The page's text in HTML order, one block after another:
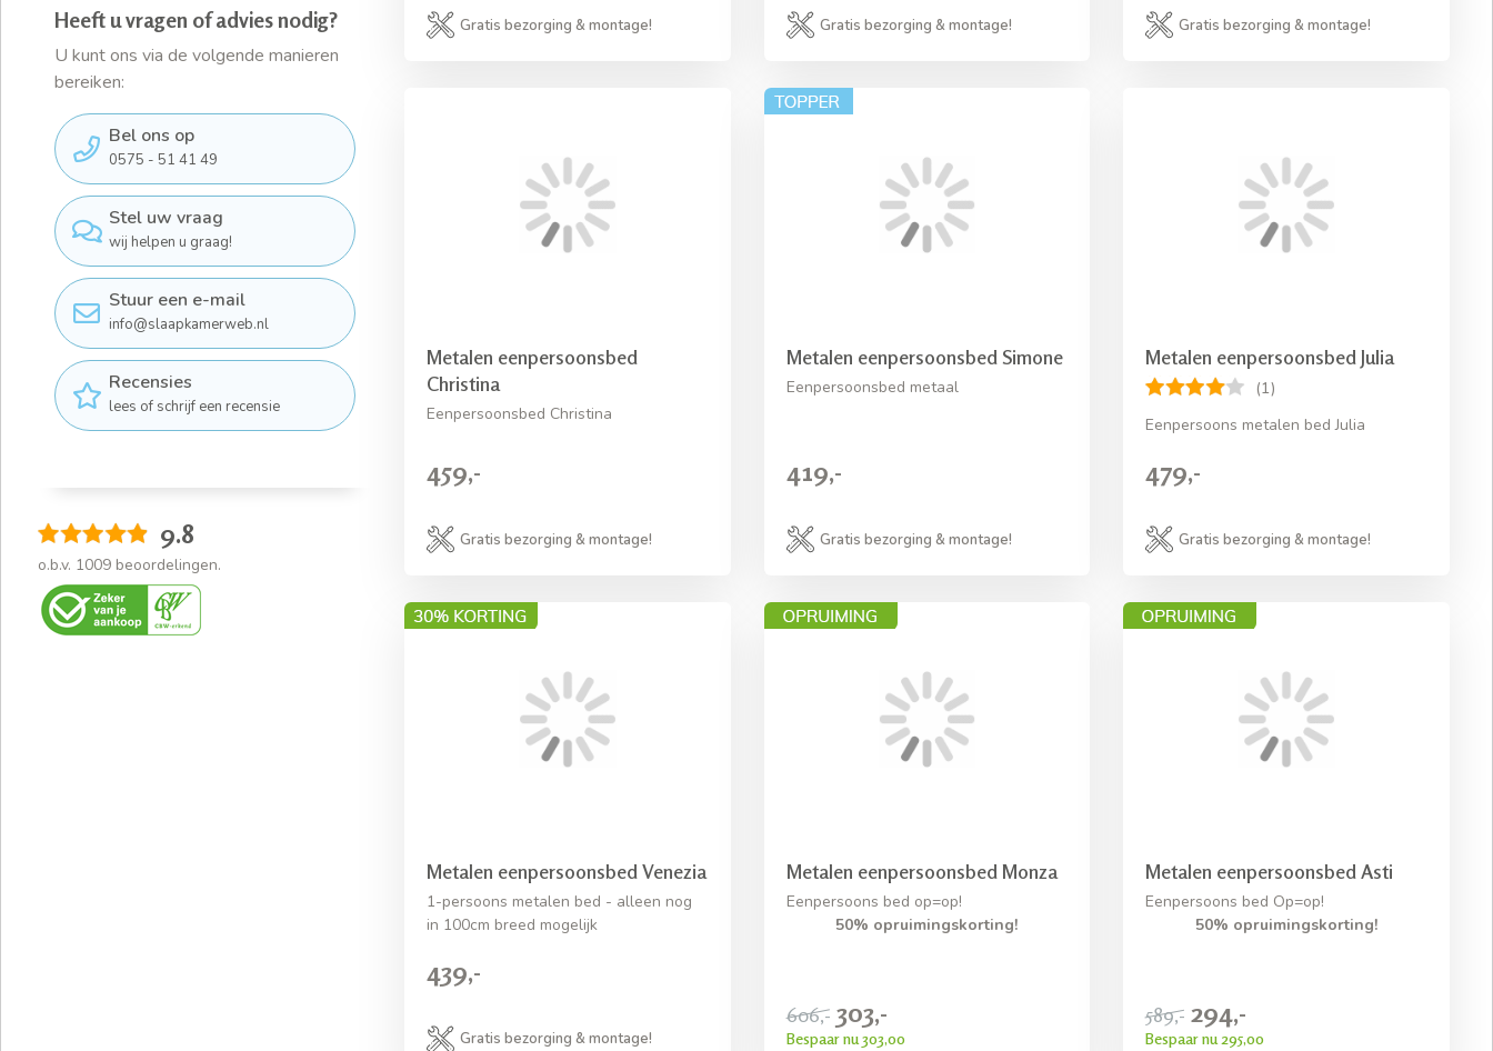
Heeft u vragen of advies nodig?
U kunt ons via de volgende manieren
bereiken:
Bel ons op
0575 - 51 41 49
Stel uw vraag
wij helpen u graag!
Stuur een e-mail
info@slaapkamerweb.nl
Recensies
lees of schrijf een recensie
9.8
o.b.v. 1009 beoordelingen.
Gratis bezorging & montage! Gratis bezorging & montage! Gratis bezorging & montage!
Metalen eenpersoonsbed
Christina
Eenpersoonsbed Christina
459,-
Gratis bezorging & montage!
Metalen eenpersoonsbed Simone
Eenpersoonsbed metaal
419,-
Gratis bezorging & montage!
Metalen eenpersoonsbed Julia
(1)
Eenpersoons metalen bed Julia
479,-
Gratis bezorging & montage!
Metalen eenpersoonsbed Venezia
1-persoons metalen bed - alleen nog
in 100cm breed mogelijk
439,-
Gratis bezorging & montage!
Metalen eenpersoonsbed Monza
Eenpersoons bed op=op!
50% opruimingskorting!
606,- 303,-
Bespaar nu 303,00
Metalen eenpersoonsbed Asti
Eenpersoons bed Op=op!
50% opruimingskorting!
589,- 294,-
Bespaar nu 295,00